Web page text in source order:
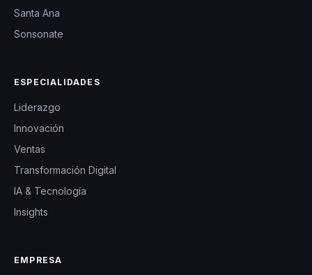
Santa Ana
Sonsonate
ESPECIALIDADES
Liderazgo
Innovación
Ventas
Transformación Digital
IA & Tecnología
Insights
EMPRESA